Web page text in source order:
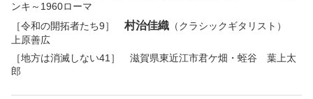
ンキ～1960ローマ
［令和の開拓者たち9］ 村治佳織 （クラシックギタリスト）
上原善広
［地方は消滅しない41］ 滋賀県東近江市君ケ畑・蛭谷 葉上太
郎